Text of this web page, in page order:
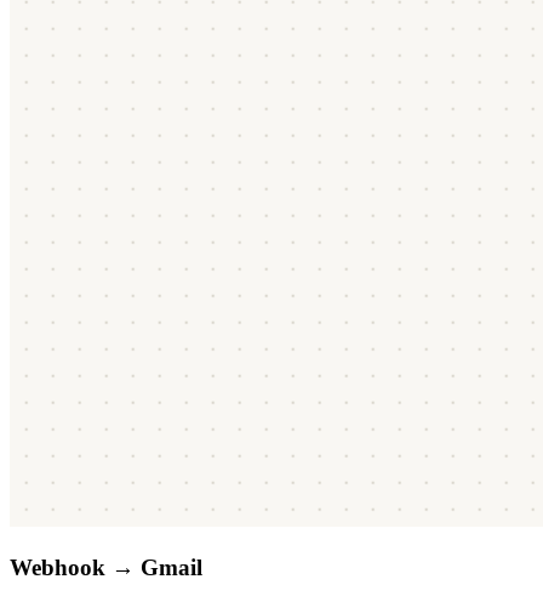
Webhook → Gmail